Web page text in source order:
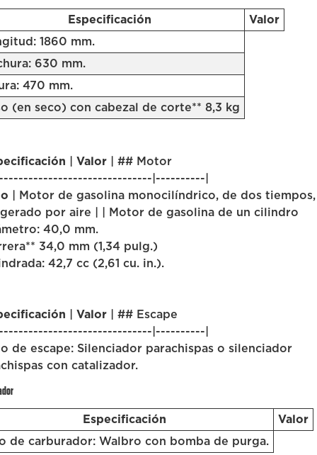
Especificación
Valor
1860 mm.
630 mm.
470 mm.
(en seco) con cabezal de corte** 8,3 kg
| Valor| ## Motor
|----------|
| Motor de gasolina monocilíndrico, de dos tiempos,
por aire | | Motor de gasolina de un cilindro
40,0 mm.
34,0 mm (1,34 pulg.)
42,7 cc (2,61 cu. in.).
| Valor| ## Escape
|----------|
de escape: Silenciador parachispas o silenciador
con catalizador.
Especificación
Valor
de carburador: Walbro con bomba de purga.